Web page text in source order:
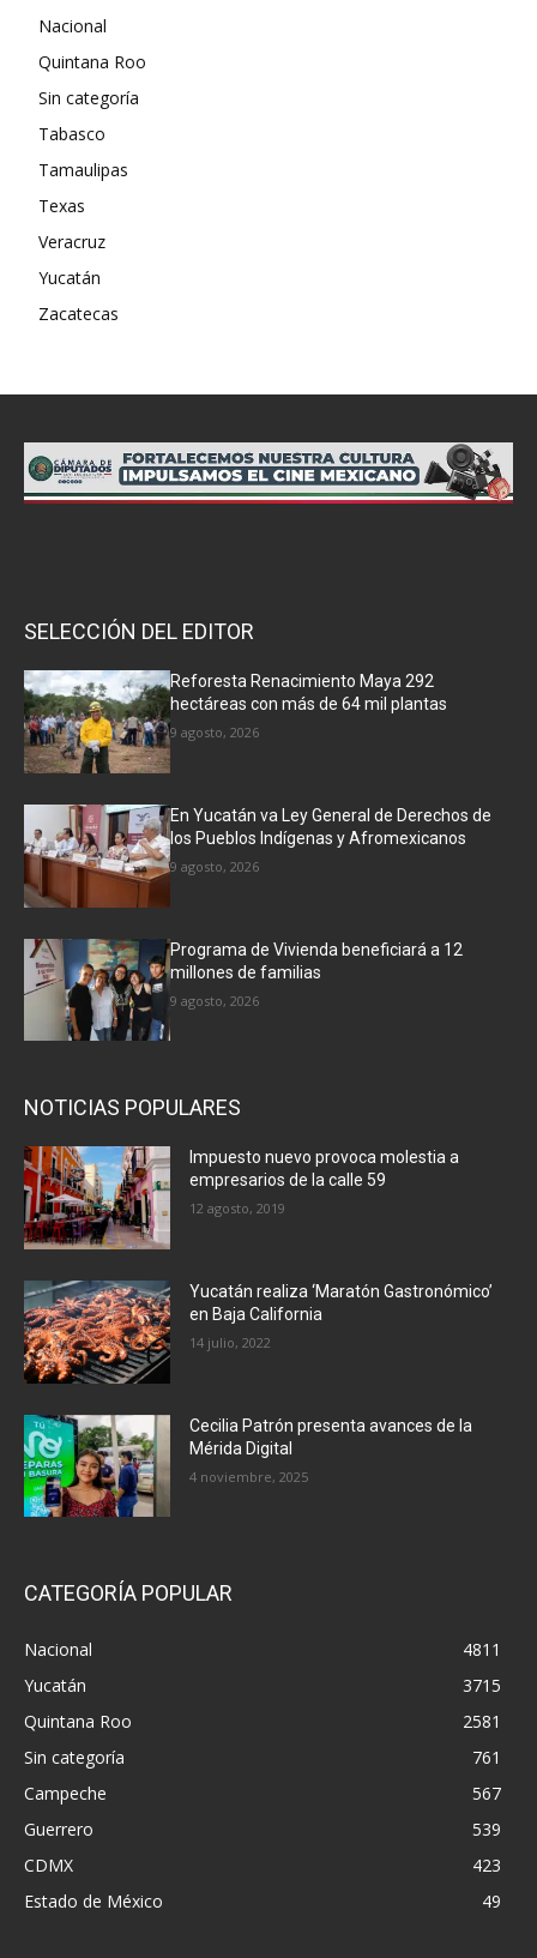
Nacional
Quintana Roo
Sin categoría
Tabasco
Tamaulipas
Texas
Veracruz
Yucatán
Zacatecas
SELECCIÓN DEL EDITOR
Reforesta Renacimiento Maya 292
hectáreas con más de 64 mil plantas
9 agosto, 2026
En Yucatán va Ley General de Derechos de
los Pueblos Indígenas y Afromexicanos
9 agosto, 2026
Programa de Vivienda beneficiará a 12
millones de familias
9 agosto, 2026
NOTICIAS POPULARES
Impuesto nuevo provoca molestia a
empresarios de la calle 59
12 agosto, 2019
Yucatán realiza ‘Maratón Gastronómico’
en Baja California
14 julio, 2022
Cecilia Patrón presenta avances de la
Mérida Digital
4 noviembre, 2025
CATEGORÍA POPULAR
Nacional
4811
Yucatán
3715
Quintana Roo
2581
Sin categoría
761
Campeche
567
Guerrero
539
CDMX
423
Estado de México
49